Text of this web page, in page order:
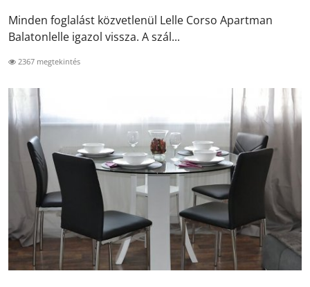
Minden foglalást közvetlenül Lelle Corso Apartman
Balatonlelle igazol vissza. A szál...
2367 megtekintés